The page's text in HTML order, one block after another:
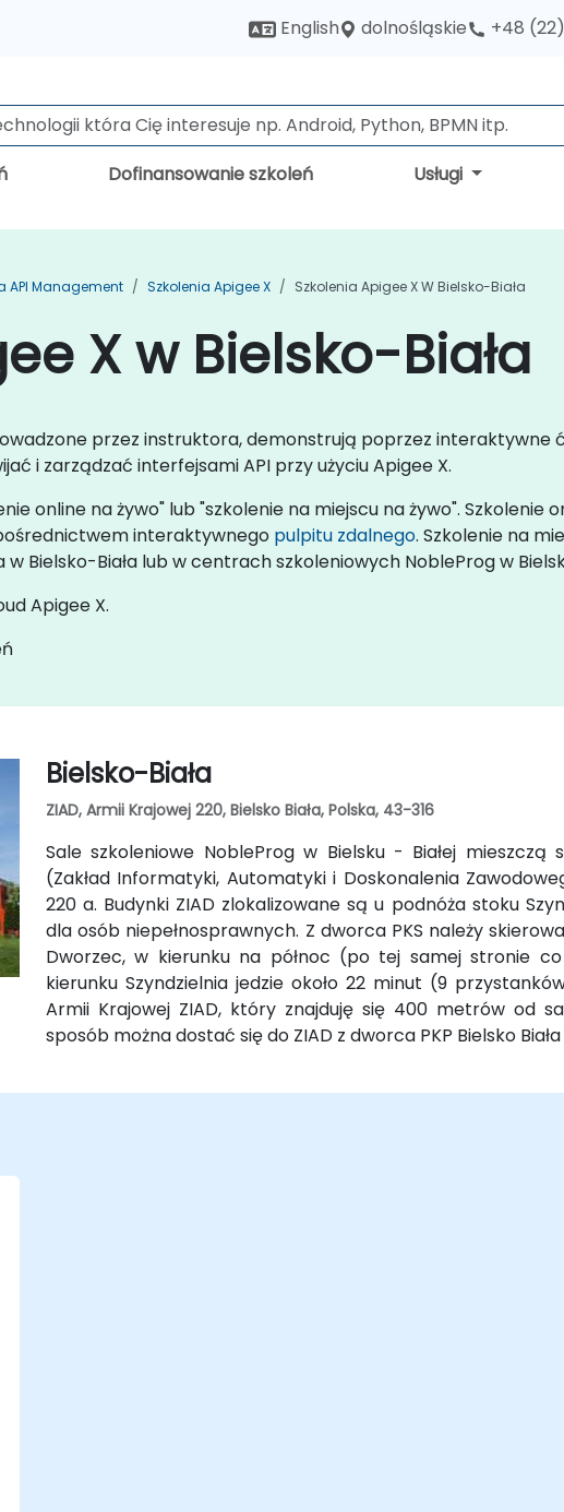
English dolnośląskie +48 (22)
Dofinansowanie szkoleń Usługi
API Management Szkolenia Apigee X Szkolenia Apigee X W Bielsko-Biała
X w Bielsko-Biała
przez instruktora, demonstrują poprzez interaktywne
i zarządzać interfejsami API przy użyciu Apigee X.
online na żywo" lub "szkolenie na miejscu na żywo". Szkolenie
interaktywnego pulpitu zdalnego. Szkolenie na
Bielsko-Biała lub w centrach szkoleniowych NobleProg w
Apigee X.
Bielsko-Biała
ZIAD, Armii Krajowej 220, Bielsko Biała, Polska, 43-316
Sale szkoleniowe NobleProg w Bielsku - Białej
(Zakład Informatyki, Automatyki i Doskonalenia
220 a. Budynki ZIAD zlokalizowane są u podnóża stoku
dla osób niepełnosprawnych. Z dworca PKS należy
Dworzec, w kierunku na północ (po tej samej stronie
kierunku Szyndzielnia jedzie około 22 minut (9
Armii Krajowej ZIAD, który znajduję się 400 metrów od
sposób można dostać się do ZIAD z dworca PKP Bielsko Biała